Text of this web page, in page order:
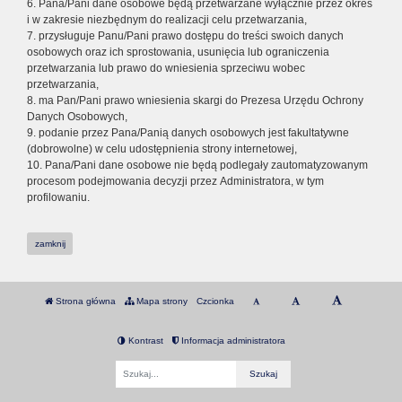
6. Pana/Pani dane osobowe będą przetwarzane wyłącznie przez okres
i w zakresie niezbędnym do realizacji celu przetwarzania,
7. przysługuje Panu/Pani prawo dostępu do treści swoich danych
osobowych oraz ich sprostowania, usunięcia lub ograniczenia
przetwarzania lub prawo do wniesienia sprzeciwu wobec
przetwarzania,
8. ma Pan/Pani prawo wniesienia skargi do Prezesa Urzędu Ochrony
Danych Osobowych,
9. podanie przez Pana/Panią danych osobowych jest fakultatywne
(dobrowolne) w celu udostępnienia strony internetowej,
10. Pana/Pani dane osobowe nie będą podlegały zautomatyzowanym
procesom podejmowania decyzji przez Administratora, w tym
profilowaniu.
zamknij
Strona główna Mapa strony Czcionka
Kontrast Informacja administratora